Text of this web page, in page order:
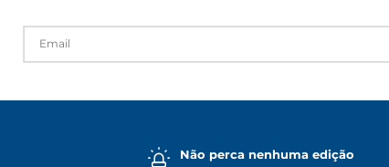
Não perca nenhuma edição